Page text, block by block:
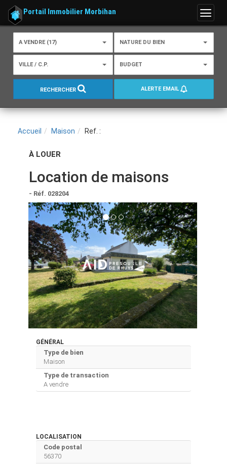
Menu
Portail Immobilier Morbihan
A VENDRE (17) NATURE DU BIEN
VILLE / C.P. BUDGET
RECHERCHER ALERTE EMAIL
Accueil Maison Ref. :
À LOUER
Location de maisons
- Réf. 028204
GÉNÉRAL
Type de bien
Maison
Type de transaction
A vendre
LOCALISATION
Code postal
56370